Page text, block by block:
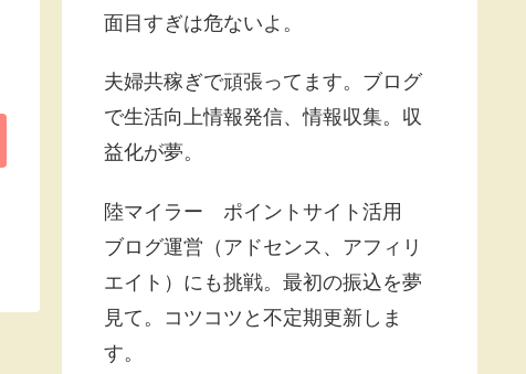
面目すぎは危ないよ。
夫婦共稼ぎで頑張ってます。ブログ
で生活向上情報発信、情報収集。収
益化が夢。
陸マイラー ポイントサイト活用
ブログ運営（アドセンス、アフィリ
エイト）にも挑戦。最初の振込を夢
見て。コツコツと不定期更新しま
す。